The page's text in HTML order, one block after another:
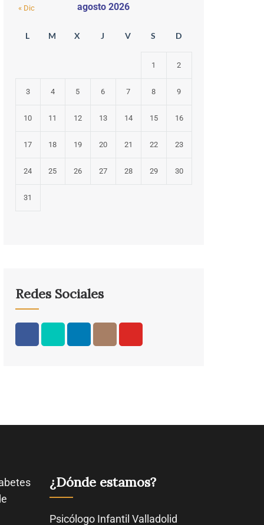
agosto 2026
L M X J V S D
1 2
3 4 5 6 7 8 9
10 11 12 13 14 15 16
17 18 19 20 21 22 23
24 25 26 27 28 29 30
31
« Dic
Redes Sociales
¿Dónde estamos?
Psicólogo Infantil Valladolid